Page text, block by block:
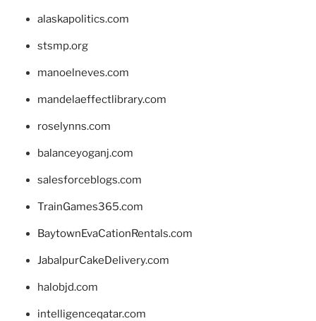
alaskapolitics.com
stsmp.org
manoelneves.com
mandelaeffectlibrary.com
roselynns.com
balanceyoganj.com
salesforceblogs.com
TrainGames365.com
BaytownEvaCationRentals.com
JabalpurCakeDelivery.com
halobjd.com
intelligenceqatar.com